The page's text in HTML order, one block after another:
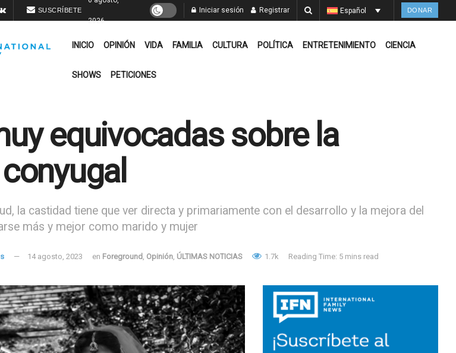
SUSCRÍBETE
2026
Iniciar sesión Registrar Español DONAR
INICIO OPINIÓN VIDA FAMILIA CULTURA POLÍTICA ENTRETENIMIENTO CIENCIA
SHOWS PETICIONES
equivocadas sobre la
la castidad tiene que ver directa y primariamente con el desarrollo y la mejora del
más y mejor como marido y mujer
14 agosto, 2023 en Foreground , Opinión, ÚLTIMAS NOTICIAS 1.7k Reading Time: 5 mins read